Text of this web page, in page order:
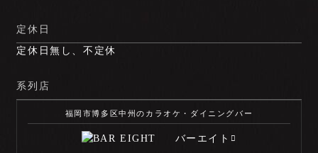
定休日
定休日無し、不定休
系列店
バーエイト